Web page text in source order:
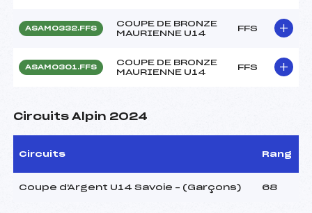
ASAM0332.FFS
COUPE DE BRONZE
MAURIENNE U14
FFS
ASAM0301.FFS
COUPE DE BRONZE
MAURIENNE U14
FFS
Circuits Alpin 2024
Circuits Rang
Coupe d'Argent U14 Savoie – (Garçons) 68